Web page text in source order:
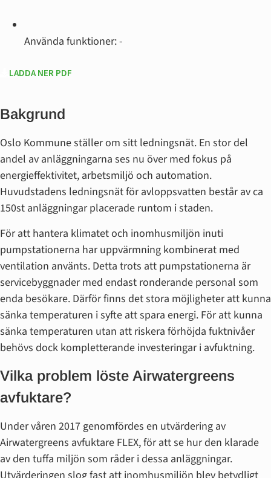
Använda funktioner: -
LADDA NER PDF
Bakgrund
Oslo Kommune ställer om sitt ledningsnät. En stor del
andel av anläggningarna ses nu över med fokus på
energieffektivitet, arbetsmiljö och automation.
Huvudstadens ledningsnät för avloppsvatten består av ca
150st anläggningar placerade runtom i staden.
För att hantera klimatet och inomhusmiljön inuti
pumpstationerna har uppvärmning kombinerat med
ventilation använts. Detta trots att pumpstationerna är
servicebyggnader med endast ronderande personal som
enda besökare. Därför finns det stora möjligheter att kunna
sänka temperaturen i syfte att spara energi. För att kunna
sänka temperaturen utan att riskera förhöjda fuktnivåer
behövs dock kompletterande investeringar i avfuktning.
Vilka problem löste Airwatergreens
avfuktare?
Under våren 2017 genomfördes en utvärdering av
Airwatergreens avfuktare FLEX, för att se hur den klarade
av den tuffa miljön som råder i dessa anläggningar.